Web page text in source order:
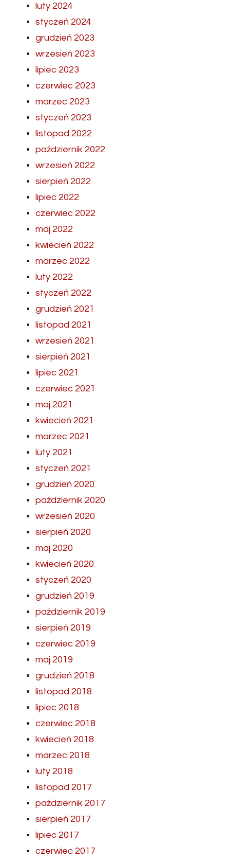
luty 2024
styczeń 2024
grudzień 2023
wrzesień 2023
lipiec 2023
czerwiec 2023
marzec 2023
styczeń 2023
listopad 2022
październik 2022
wrzesień 2022
sierpień 2022
lipiec 2022
czerwiec 2022
maj 2022
kwiecień 2022
marzec 2022
luty 2022
styczeń 2022
grudzień 2021
listopad 2021
wrzesień 2021
sierpień 2021
lipiec 2021
czerwiec 2021
maj 2021
kwiecień 2021
marzec 2021
luty 2021
styczeń 2021
grudzień 2020
październik 2020
wrzesień 2020
sierpień 2020
maj 2020
kwiecień 2020
styczeń 2020
grudzień 2019
październik 2019
sierpień 2019
czerwiec 2019
maj 2019
grudzień 2018
listopad 2018
lipiec 2018
czerwiec 2018
kwiecień 2018
marzec 2018
luty 2018
listopad 2017
październik 2017
sierpień 2017
lipiec 2017
czerwiec 2017